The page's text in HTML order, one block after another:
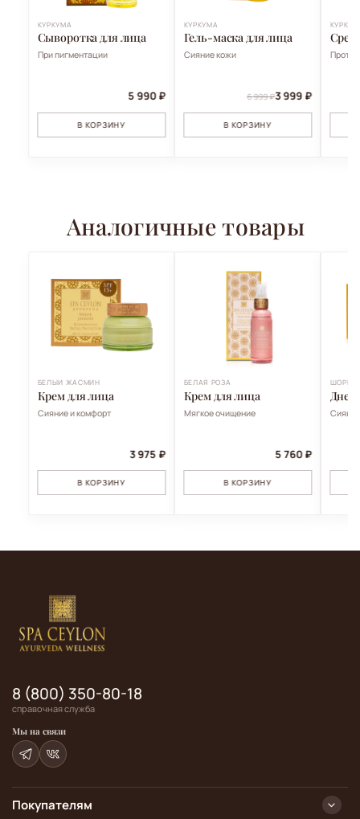
КУРКУМА
Сыворотка для лица
При пигментации
5 990 ₽
В КОРЗИНУ
КУРКУМА
Гель-маска для лица
Сияние кожи
6 999 ₽3 999 ₽
В КОРЗИНУ
Против
Аналогичные товары
БЕЛЫЙ ЖАСМИН
Крем для лица
Сияние и комфорт
3 975 ₽
В КОРЗИНУ
БЕЛАЯ РОЗА
Крем для лица
Мягкое очищение
5 760 ₽
В КОРЗИНУ
ШОРЕЯ
Покупателям
8 (800) 350-80-18
справочная служба
Мы на связи